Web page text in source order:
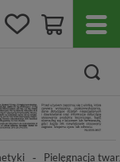
Pielęgnacja